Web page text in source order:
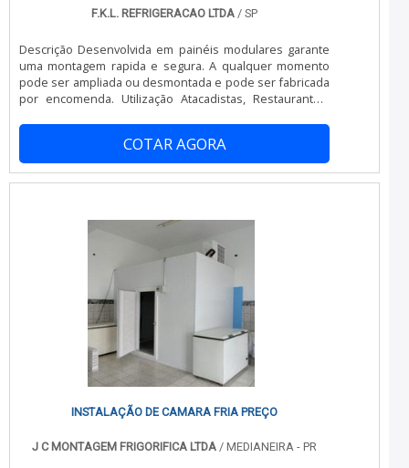
tenham ótima qualidade e precisão, detalhes
empresas que não focam na fidelização do cliente.Tudo
isso e muito mais são os motivos pelos quais a CMC
Montagem Industrial é uma empresa altamente
qualificada quando falamos do segmento de montagem
em frigoríficos em geral. A empresa objetiva sempre a
qualidade final para fidelização do cliente com parcerias
duradouras.A EMPRESA ESPECIALISTA DO
SEGMENTO Somente na CMC Montagem Industrial tem o
que há de melhor no mercado de montagem em
painel câmara fria e recipiente líquido nh3 com ótima
qualidade e assertividade.Com o objetivo de trazer a
satisfação a todos os clientes, a empresa entende que
seu melhor destaque é conquistar a confiança de cada
um. Tudo isso só é possível através do investimento em
equipamentos modernos e profissionais experientes.A
CMC Montagem Industrial é uma empresa que tem sido
apontada de forma positiva no segmento pela
idoneidade em tudo que faz onde garante a melhor
experiência para parceiros novos e antigos.
F.K.L. REFRIGERACAO LTDA / SP
Descrição Desenvolvida em painéis modulares garante
uma montagem rapida e segura. A qualquer momento
pode ser ampliada ou desmontada e pode ser fabricada
por encomenda. Utilização Atacadistas, Restaurantes,
Indústrias, Laboratorios, Supermercados, entre outros.
Executamos quaisquer projetos Aplicação Conservação
de produtos congelados e resfriados. Especificação
Técnica Detalhes Construtivos Sistema de encaixe por
possíveis infiltrações de calor. Isolamento térmico em
espuma rígida de Poliuretano Injetado (Ecológico) com
densidade de 38 a 43 kg/m³. Adesivo aplicado na face
interna da chapa, garante perfeita aderência do
Poliuretano e efeito de barreira de vapor. Revestimento
do painel em chapa de aço pré-pintado, protegido por
filme de PVC. Painel de canto inteiriço, garantindo
melhor acabamento e possíveis infiltrações de calor.
Iluminação interna blindada contra umidade. (LED) Porta
Frigorífica Fechadura externa: Acionada por chave e
Permite destravar a porta pelo lado interno
COTAR AGORA
INSTALAÇÃO DE CAMARA FRIA PREÇO
J C MONTAGEM FRIGORIFICA LTDA / MEDIANEIRA - PR